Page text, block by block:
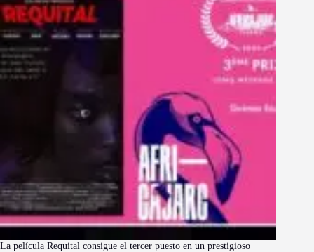
La película Requital consigue el tercer puesto en un prestigioso